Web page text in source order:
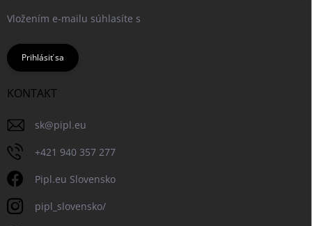
Vložením e-mailu súhlasíte s
Prihlásiť sa
KONTAKT
sk@pipl.eu
+421 940 357 277
Pipl.eu Slovensko
pipl_slovensko/